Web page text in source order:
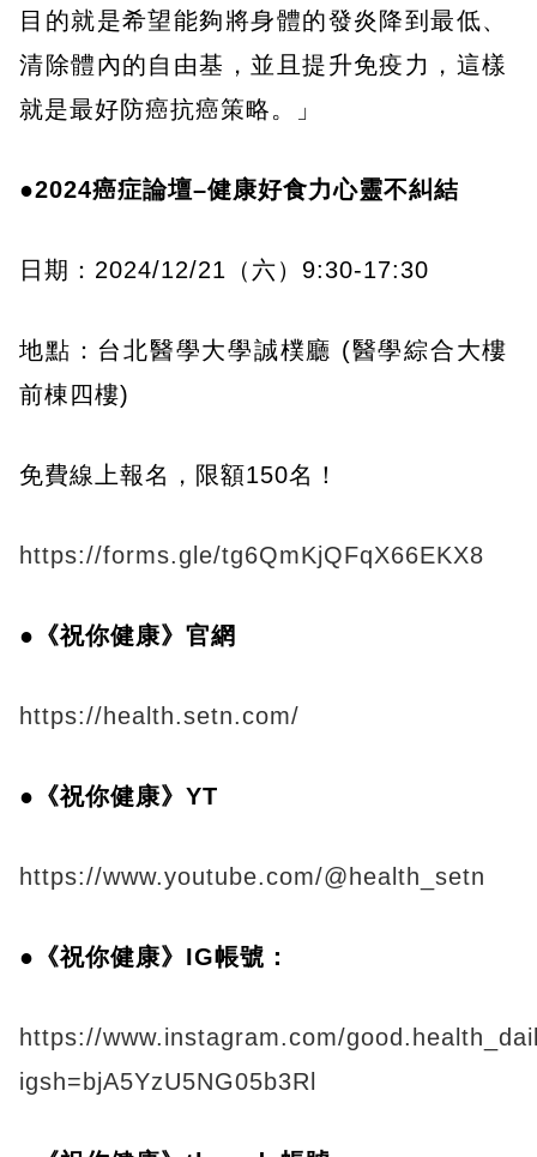
目的就是希望能夠將身體的發炎降到最低、
清除體內的自由基，並且提升免疫力，這樣
就是最好防癌抗癌策略。」
●2024癌症論壇–健康好食力心靈不糾結
​日期：2024/12/21（六）9:30-17:30
地點：台北醫學大學誠樸廳 (醫學綜合大樓
前棟四樓)
​免費線上報名，限額150名！
https://forms.gle/tg6QmKjQFqX66EKX8
●《祝你健康》官網
https://health.setn.com/
●《祝你健康》YT
https://www.youtube.com/@health_setn
●《祝你健康》IG帳號：
https://www.instagram.com/
igsh=bjA5YzU5NG05b3Rl